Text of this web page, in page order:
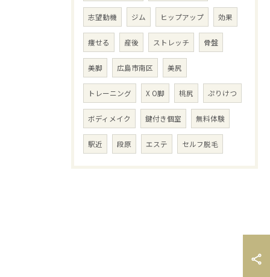
志望動機 ジム ヒップアップ 効果
痩せる 産後 ストレッチ 骨盤
美脚 広島市南区 美尻
トレーニング X O脚 桃尻 ぷりけつ
ボディメイク 鍵付き個室 無料体験
駅近 段原 エステ セルフ脱毛